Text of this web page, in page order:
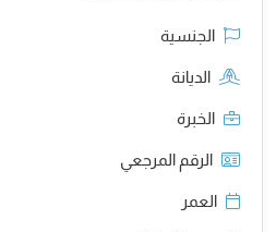
الجنسية
الديانة
الخبرة
الرقم المرجعي
العمر